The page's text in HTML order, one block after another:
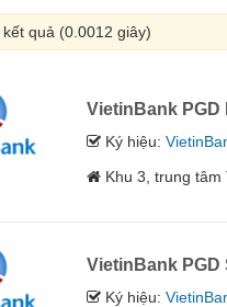
kết quả (0.0012 giây)
VietinBank PGD
Ký hiệu:
Khu 3, trung
VietinBank PGD
Ký hiệu: